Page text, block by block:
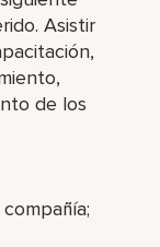
Asistir
de los